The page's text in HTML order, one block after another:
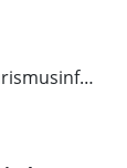
Region Graz